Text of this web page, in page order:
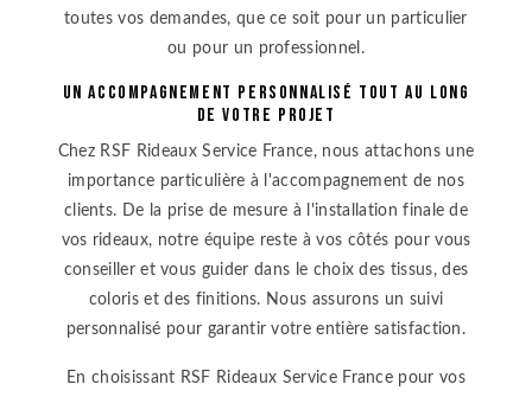
toutes vos demandes, que ce soit pour un particulier
ou pour un professionnel.
Un accompagnement personnalisé tout au long
de votre projet
Chez RSF Rideaux Service France, nous attachons une
importance particulière à l'accompagnement de nos
clients. De la prise de mesure à l'installation finale de
vos rideaux, notre équipe reste à vos côtés pour vous
conseiller et vous guider dans le choix des tissus, des
coloris et des finitions. Nous assurons un suivi
personnalisé pour garantir votre entière satisfaction.
En choisissant RSF Rideaux Service France pour vos